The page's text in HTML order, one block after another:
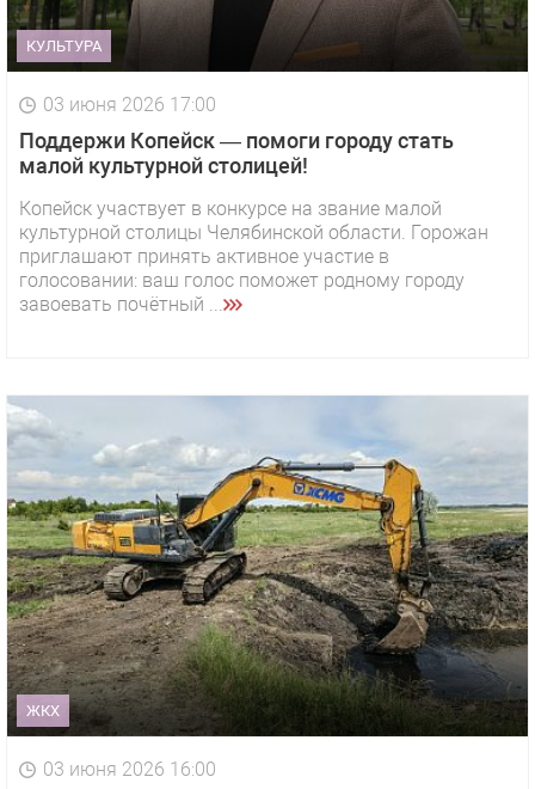
КУЛЬТУРА
03 июня 2026 17:00
Поддержи Копейск — помоги городу стать
малой культурной столицей!
Копейск участвует в конкурсе на звание малой
культурной столицы Челябинской области. Горожан
приглашают принять активное участие в
голосовании: ваш голос поможет родному городу
завоевать почётный ...
ЖКХ
03 июня 2026 16:00